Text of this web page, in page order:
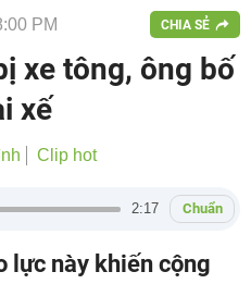
PM CHIA SẺ
xe tông, ông bố
xế
Clip hot
2:17 Chuẩn
lực này khiến cộng